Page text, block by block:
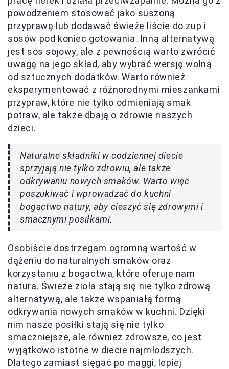
powodzeniem stosować jako suszoną
przyprawę lub dodawać świeże liście do zup i
sosów pod koniec gotowania. Inną alternatywą
jest sos sojowy, ale z pewnością warto zwrócić
uwagę na jego skład, aby wybrać wersję wolną
od sztucznych dodatków. Warto również
eksperymentować z różnorodnymi mieszankami
przypraw, które nie tylko odmieniają smak
potraw, ale także dbają o zdrowie naszych
dzieci.
Naturalne składniki w codziennej diecie
sprzyjają nie tylko zdrowiu, ale także
odkrywaniu nowych smaków. Warto więc
poszukiwać i wprowadzać do kuchni
bogactwo natury, aby cieszyć się zdrowymi i
smacznymi posiłkami.
Osobiście dostrzegam ogromną wartość w
dążeniu do naturalnych smaków oraz
korzystaniu z bogactwa, które oferuje nam
natura. Świeże zioła stają się nie tylko zdrową
alternatywą, ale także wspaniałą formą
odkrywania nowych smaków w kuchni. Dzięki
nim nasze posiłki stają się nie tylko
smaczniejsze, ale również zdrowsze, co jest
wyjątkowo istotne w diecie najmłodszych.
Dlatego zamiast sięgać po maggi, lepiej